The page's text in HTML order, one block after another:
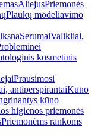
AliejusPriemonės
Plaukų modeliavimo
SerumaiValikliai,
kosmetinis
Prausimosi
antiperspirantaiKūno
kūno
higienos priemonės
Priemonėms rankoms